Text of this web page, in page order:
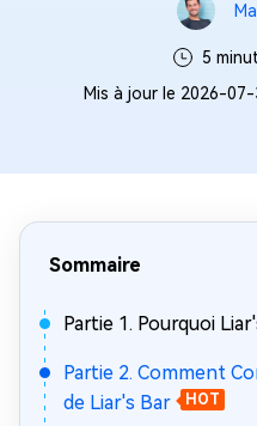
5
Mis à jour le 2026-07-
Sommaire
Partie 1. Pourquoi
Partie 2. Comment
de Liar's Bar
HOT